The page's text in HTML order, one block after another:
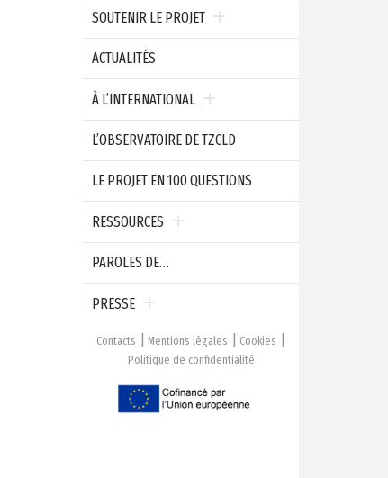
SOUTENIR LE PROJET
ACTUALITÉS
À L’INTERNATIONAL
L’OBSERVATOIRE DE TZCLD
LE PROJET EN 100 QUESTIONS
RESSOURCES
PAROLES DE…
PRESSE
Contacts Mentions légales
Cookies
Politique de confidentialité